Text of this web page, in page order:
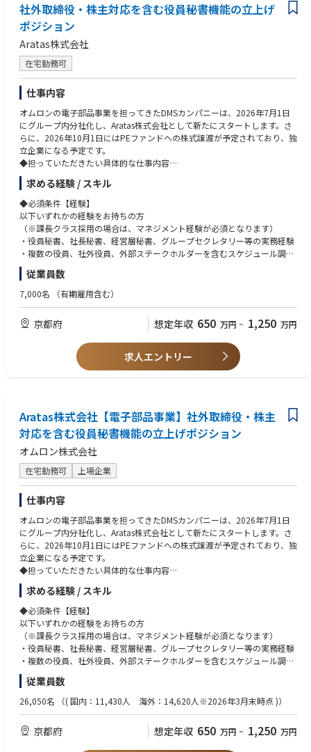
【求める人物像】
・明るく、前向き、スタートアップ企業および外資系企業のカルチャーに
フィットする方
・丁寧なコミュニケーションが取れる方
・縁の下の力持ちとして周囲を支えることにやりがいを感じられる方
・細部への注意力があり、正確かつ丁寧に業務を進められる方
・マニュアルなどは整備されておらず、自身で考え動ける方
・環境の変化を前向きに楽しめる方
社外取締役・株主対応を含む役員秘書機能の立上げ
ポジション
Aratas株式会社
在宅勤務可
仕事内容
オムロンの電子部品事業を担ってきたDMSカンパニーは、2026年7月1日
にグループ内分社化し、Aratas株式会社として新たにスタートします。さ
らに、2026年10月1日にはPEファンドへの株式譲渡が予定されており、独
立企業になる予定です。
◆担っていただきたい具体的な仕事内容
社内・社外取締役を対象とした役員秘書機能の立上げおよび実行を担って
いただきます。特に、株式譲渡後に新たに就任予定の社外取締役、株主関
係者、社内経営陣とのコミュニケーションが円滑に進むよう、役員サポー
ト体制を設計・運用いただきます。
【1. 役員秘書機能の立上げ】
・Aratasの経営体制・ガバナンス体制に適した役員秘書機能の設計。
・社内取締役、社外取締役、株主関係者との連絡・調整プロセスの構築。
・秘書業務に関する社内ルール、運用フロー、ナレッジの整備
【2. 役員秘書業務の実行】
・社内取締役、社外取締役のスケジュール調整、会議設定、日程管理
・取締役会、経営会議、株主・社外取締役との会議等の調整・案内
・会議資料の準備依頼、回収、体裁確認、共有、事前送付
・役員の業務遂行に必要な各種サポート
・社外取締役や株主関係者からの問い合わせ対応窓口
・取締役会後のアクションアイテム管理、フォローアップ支援
・株主、社外取締役、監査役等とのコミュニケーション支援
・その他、役員・取締役会運営に関する業務全般
※担当範囲は、ご経験・専門性を踏まえて相談のうえ決定します。秘書業
務をベースとしつつ、取締役会事務局・経営管理・コーポレートガバナン
ス関連業務へ領域を広げていただくことを期待しています。
◆具体的な仕事内容に対しての期待する成果
・独立新会社として、社内・社外取締役が円滑かつ安定的に職務を遂行で
きる役員サポート体制が構築されていること
・株主、社外取締役、社内取締役、執行・事業部門間のコミュニケーショ
ンが適切に設計・運用されていること
・取締役会や重要会議体の開催準備、資料連携、事後フォローが滞りなく
行われ、意思決定の質とスピード向上に貢献できていること
・属人的な秘書業務ではなく、Aratasに適した標準プロセス・ルール・ナ
レッジとして定着していること
・役員・社外取締役・株主関係者から信頼される、機密性・正確性・先回
り力の高いサポートが提供できていること
◆この仕事の魅力
・大企業から独立し、PEファンド傘下で新たな成長を目指す会社の経営体
制づくりに、立上げ段階から関わることができます。
・単なる秘書業務にとどまらず、株主、社外取締役、経営陣、事業部門を
つなぐ重要なハブとして、経営の意思決定を支える役割を担うことができ
ます。
・新会社の役員秘書機能、取締役会運営支援、ガバナンス関連プロセスを
一から構築するため、既存ルールの運用だけでなく、自ら仕組みを設計す
求める経験 / スキル
◆必須条件【経験】
以下いずれかの経験をお持ちの方
（※課長クラス採用の場合は、マネジメント経験が必須となります）
・役員秘書、社長秘書、経営層秘書、グループセクレタリー等の実務経験
・複数の役員、社外役員、外部ステークホルダーを含むスケジュール調
整・会議運営経験
・取締役会、経営会議、役員会議、株主関連会議等の重要会議体の運営支
援経験
・経営企画、総務、法務、広報、IR、コーポレート部門等での経営層サポ
ート経験
※上場企業、大手企業、製造業、PEファンド投資先企業、グローバル企業
等での役員対応経験がある方は特に歓迎します。
ビジネスマナー、文章力、調整力
・複数の関係者・会議・タスクを同時に管理できるスケジュール管理力、
段取り力
・機密情報を適切に取り扱える高い倫理観、守秘義務意識
・会議体運営に必要な資料準備、議事録、関係者連絡、タスクフォローの
実務スキル
・Word、Excel、PowerPoint、Outlook、Teams等の基本的なPCスキル
・曖昧な状況でも自ら課題を整理し、必要なプロセスを構築できる力
◆歓迎条件
・社外取締役、監査役、株主、PEファンド、投資家等との対応経験
・取締役会事務局、株主総会事務局、経営会議事務局等の経験
・製造業、電子部品、自動車、産業機器、BtoBメーカーでの就業経験
・グローバル企業での役員秘書・経営サポート経験
・英語でのメール対応、会議調整、資料確認が可能な方
・コーポレートガバナンス、会社法、取締役会運営に関する基礎知識
・秘書業務の立上げ、業務改善、標準化、マニュアル化の経験
・部門横断プロジェクトや全社プロジェクトの運営支援経験
従業員数
7,000名 （有期雇用含む）
京都府 想定年収 650 万円 ~ 1,250 万円
求人エントリー
Aratas株式会社【電子部品事業】社外取締役・株主
対応を含む役員秘書機能の立上げポジション
オムロン株式会社
在宅勤務可 上場企業
仕事内容
オムロンの電子部品事業を担ってきたDMSカンパニーは、2026年7月1日
にグループ内分社化し、Aratas株式会社として新たにスタートします。さ
らに、2026年10月1日にはPEファンドへの株式譲渡が予定されており、独
立企業になる予定です。
◆担っていただきたい具体的な仕事内容
社内・社外取締役を対象とした役員秘書機能の立上げおよび実行を担って
いただきます。特に、株式譲渡後に新たに就任予定の社外取締役、株主関
係者、社内経営陣とのコミュニケーションが円滑に進むよう、役員サポー
ト体制を設計・運用いただきます。
【1. 役員秘書機能の立上げ】
・Aratasの経営体制・ガバナンス体制に適した役員秘書機能の設計。
・社内取締役、社外取締役、株主関係者との連絡・調整プロセスの構築。
・秘書業務に関する社内ルール、運用フロー、ナレッジの整備
【2. 役員秘書業務の実行】
・社内取締役、社外取締役のスケジュール調整、会議設定、日程管理
・取締役会、経営会議、株主・社外取締役との会議等の調整・案内
・会議資料の準備依頼、回収、体裁確認、共有、事前送付
求める経験 / スキル
◆必須条件【経験】
以下いずれかの経験をお持ちの方
（※課長クラス採用の場合は、マネジメント経験が必須となります）
・役員秘書、社長秘書、経営層秘書、グループセクレタリー等の実務経験
・複数の役員、社外役員、外部ステークホルダーを含むスケジュール調
整・会議運営経験
・取締役会、経営会議、役員会議、株主関連会議等の重要会議体の運営支
援経験
・機密情報を扱う部門での業務経験
・経営企画、総務、法務、広報、IR、コーポレート部門等での経営層サポ
ート経験
従業員数
26,050名 （( 国内：11,430人 海外：14,620人※2026年3月末時点 )）
京都府 想定年収 650 万円 ~ 1,250 万円